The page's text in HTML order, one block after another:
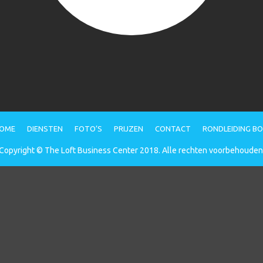
DIENSTEN FOTO’S PRIJZEN CONTACT RONDLEIDING
© The Loft Business Center 2018. Alle rechten